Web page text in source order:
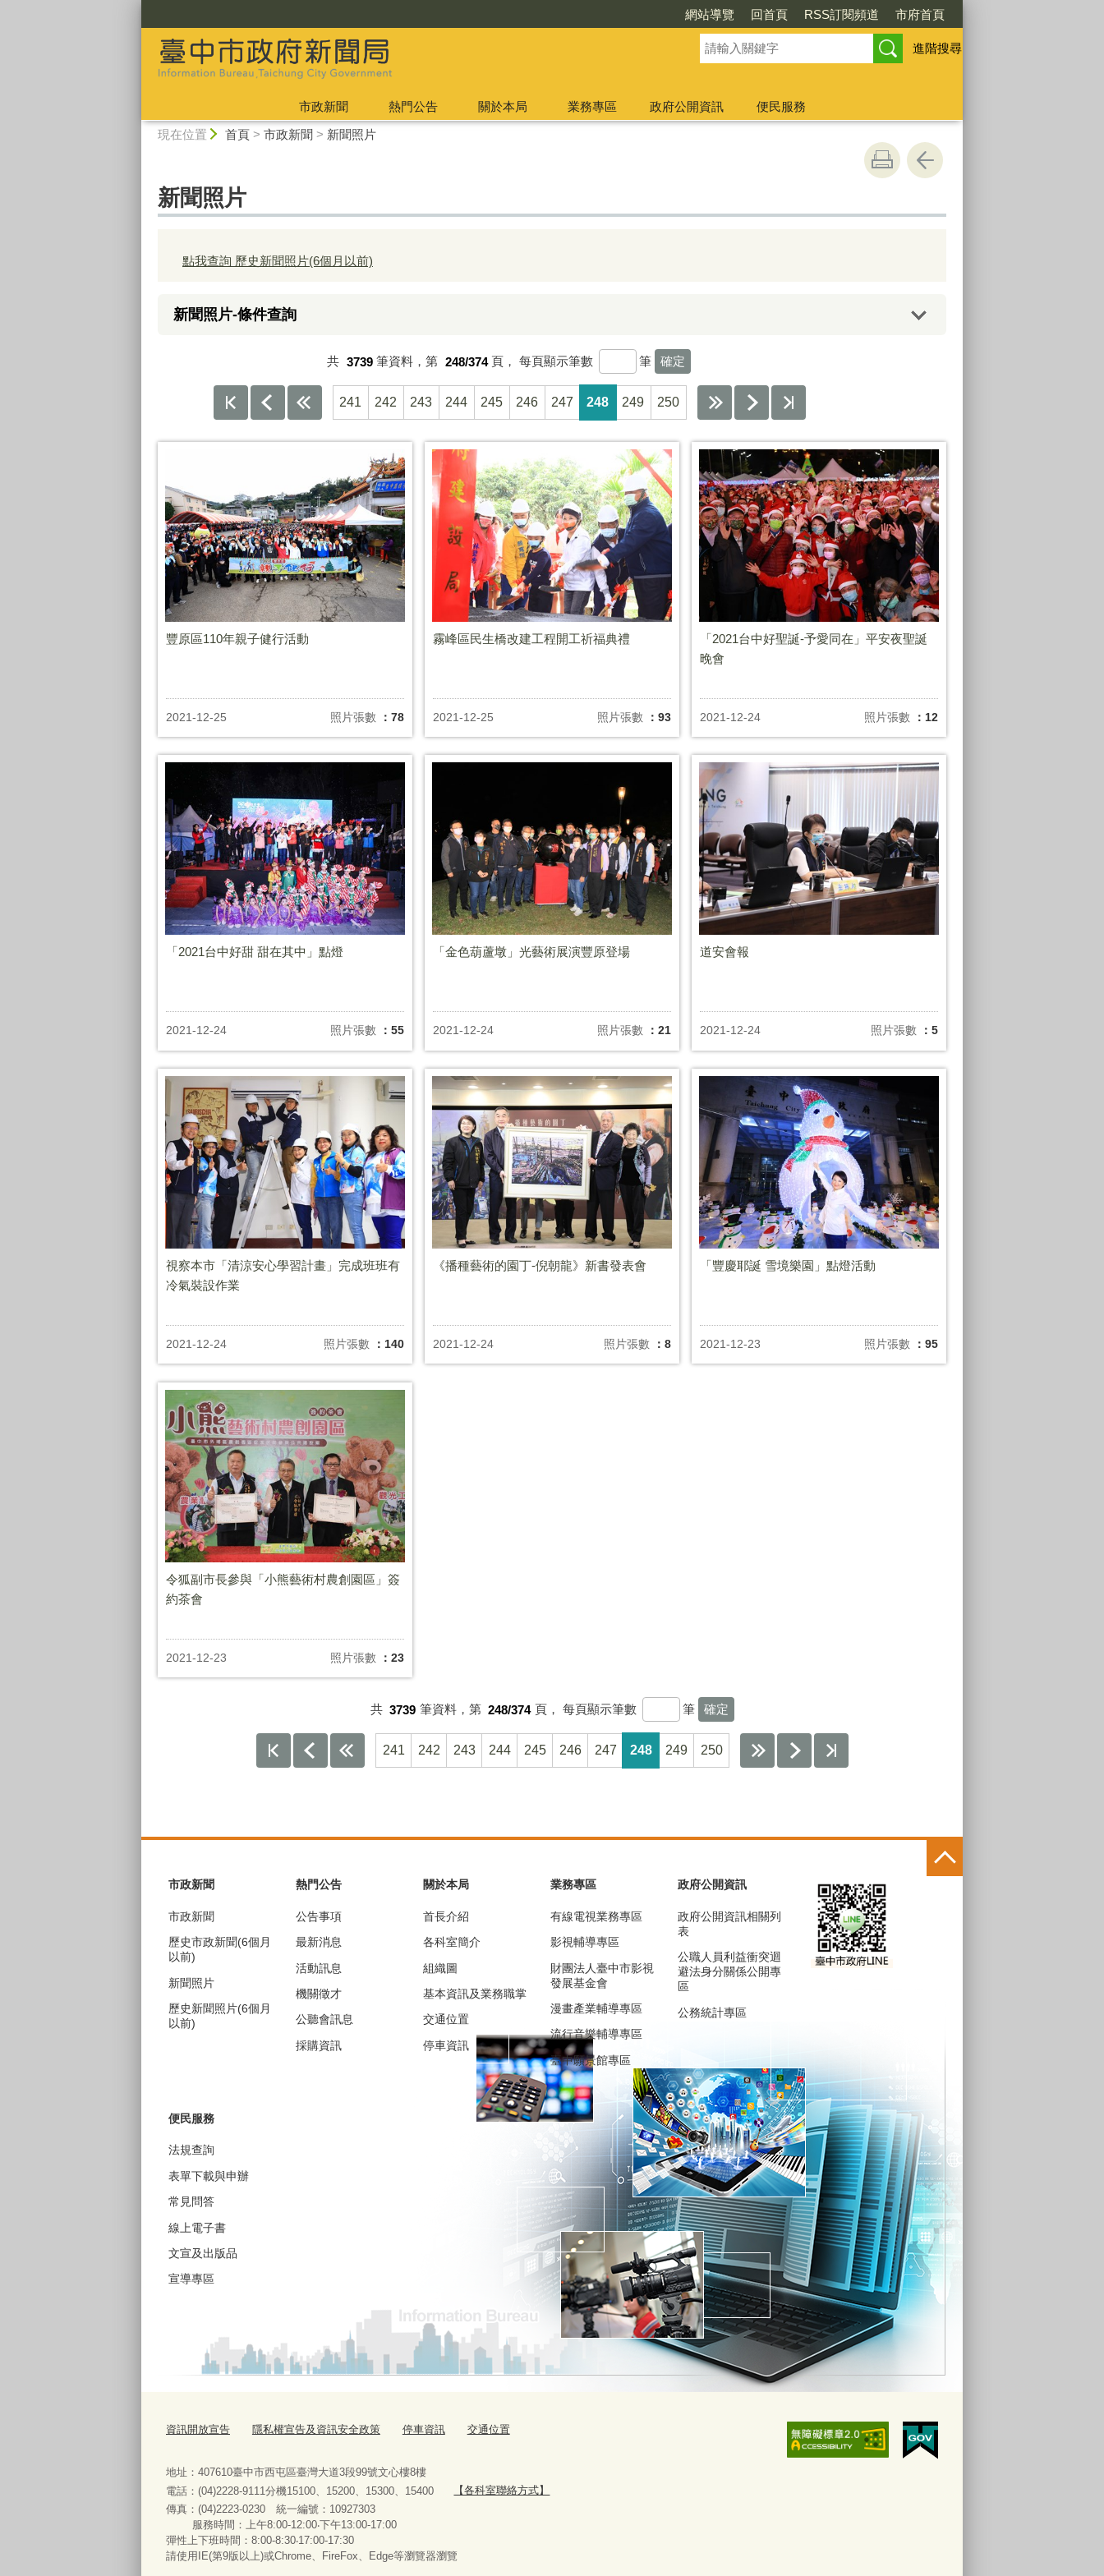
網站導覽 回首頁 RSS訂閱頻道 市府首頁
進階搜尋
市政新聞 熱門公告 關於本局 業務專區 政府公開資訊
便民服務
現在位置 首頁> 市政新聞 > 新聞照片
新聞照片
點我查詢 歷史新聞照片(6個月以前)
新聞照片-條件查詢
共 3739 筆資料，第 248/374 頁， 每頁顯示筆數 筆
241 242 243 244 245 246 247 248 249 250
豐原區110年親子健行活動
2021-12-25 照片張數 ：78
霧峰區民生橋改建工程開工祈福典禮
2021-12-25 照片張數 ：93
「2021台中好聖誕-予愛同在」平安夜聖誕
晚會
2021-12-24 照片張數 ：12
「2021台中好甜 甜在其中」點燈
2021-12-24 照片張數 ：55
「金色葫蘆墩」光藝術展演豐原登場
2021-12-24 照片張數 ：21
道安會報
2021-12-24 照片張數 ：5
視察本市「清涼安心學習計畫」完成班班有
冷氣裝設作業
2021-12-24 照片張數 ：140
《播種藝術的園丁-倪朝龍》新書發表會
2021-12-24 照片張數 ：8
「豐慶耶誕 雪境樂園」點燈活動
2021-12-23 照片張數 ：95
令狐副市長參與「小熊藝術村農創園區」簽
約茶會
2021-12-23 照片張數 ：23
共 3739 筆資料，第 248/374 頁， 每頁顯示筆數 筆
241 242 243 244 245 246 247 248 249 250
市政新聞
市政新聞
歷史市政新聞(6個月
以前)
新聞照片
歷史新聞照片(6個月
以前)
熱門公告
公告事項
最新消息
活動訊息
機關徵才
公聽會訊息
採購資訊
關於本局
首長介紹
各科室簡介
組織圖
基本資訊及業務職掌
交通位置
停車資訊
業務專區
有線電視業務專區
影視輔導專區
財團法人臺中市影視
發展基金會
漫畫產業輔導專區
流行音樂輔導專區
臺中願景館專區
政府公開資訊
政府公開資訊相關列
表
公職人員利益衝突迴
避法身分關係公開專
區
公務統計專區
便民服務
法規查詢
表單下載與申辦
常見問答
線上電子書
文宣及出版品
宣導專區
資訊開放宣告 隱私權宣告及資訊安全政策 停車資訊 交通位置
地址：407610臺中市西屯區臺灣大道3段99號文心樓8樓
電話：(04)2228-9111分機15100、15200、15300、15400
【各科室聯絡方式】
傳真：(04)2223-0230 統一編號 ： 10927303
服務時間：上午8:00-12:00‧下午13:00-17:00
彈性上下班時間：8:00-8:30‧17:00-17:30
請使用IE(第9版以上)或Chrome、FireFox、Edge等瀏覽器瀏覽